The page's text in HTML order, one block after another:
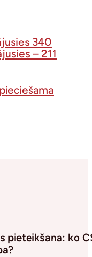
340
– 211
pieteikšana: ko